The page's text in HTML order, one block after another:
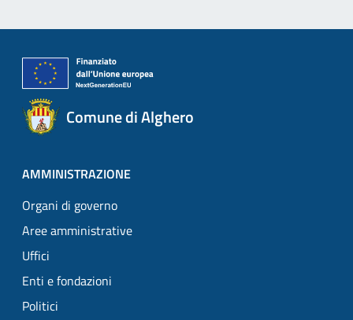
Comune di Alghero
AMMINISTRAZIONE
Organi di governo
Aree amministrative
Uffici
Enti e fondazioni
Politici